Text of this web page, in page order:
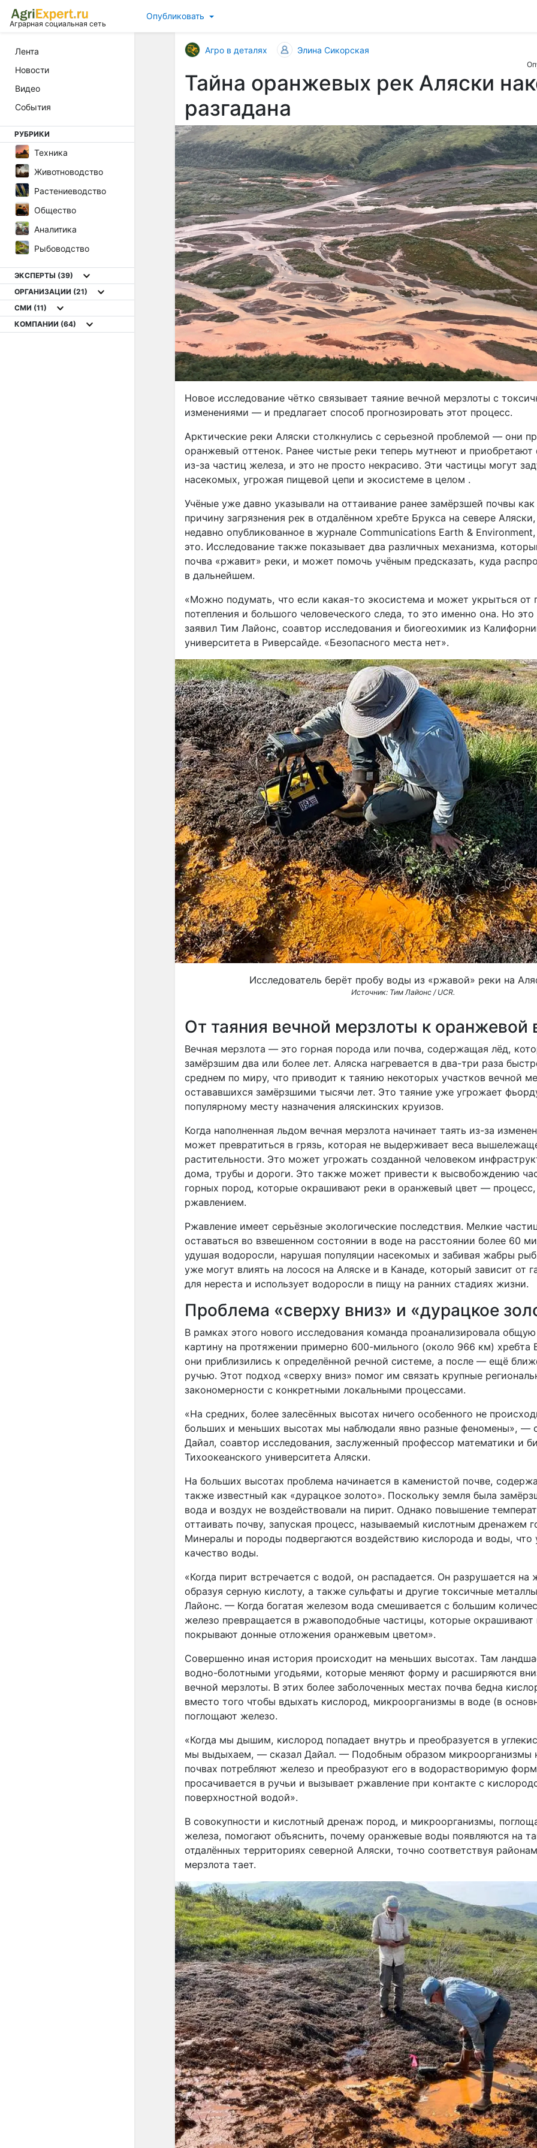
Аграрная социальная сеть
Опубликовать
Лента
Новости
Видео
События
РУБРИКИ
Техника
Животноводство
Растениеводство
Общество
Аналитика
Рыбоводство
ЭКСПЕРТЫ (39)
ОРГАНИЗАЦИИ (21)
СМИ (11)
КОМПАНИИ (64)
Агро в деталях Элина Сикорская
Тайна оранжевых рек Аляски
разгадана
Новое исследование чётко связывает таяние вечной мерзлоты с
изменениями — и предлагает способ прогнозировать этот процесс.
Арктические реки Аляски столкнулись с серьезной проблемой — они
оранжевый оттенок. Ранее чистые реки теперь мутнеют и
из-за частиц железа, и это не просто некрасиво. Эти частицы могут
насекомых, угрожая пищевой цепи и экосистеме в целом .
Учёные уже давно указывали на оттаивание ранее замёрзшей почвы
причину загрязнения рек в отдалённом хребте Брукса на севере
недавно опубликованное в журнале Communications Earth & Environment
это. Исследование также показывает два различных механизма,
почва «ржавит» реки, и может помочь учёным предсказать, куда
в дальнейшем.
«Можно подумать, что если какая-то экосистема и может укрыться от
потепления и большого человеческого следа, то это именно она. Но
заявил Тим Лайонс, соавтор исследования и биогеохимик из
университета в Риверсайде. «Безопасного места нет».
Исследователь берёт пробу воды из «ржавой» реки на
Источник: Тим Лайонс / UCR.
От таяния вечной мерзлоты к оранжевой
Вечная мерзлота — это горная порода или почва, содержащая лёд,
замёрзшим два или более лет. Аляска нагревается в два-три раза
среднем по миру, что приводит к таянию некоторых участков вечной
остававшихся замёрзшими тысячи лет. Это таяние уже угрожает
популярному месту назначения аляскинских круизов.
Когда наполненная льдом вечная мерзлота начинает таять из-за
может превратиться в грязь, которая не выдерживает веса
растительности. Это может угрожать созданной человеком
дома, трубы и дороги. Это также может привести к высвобождению
горных пород, которые окрашивают реки в оранжевый цвет —
ржавлением.
Ржавление имеет серьёзные экологические последствия. Мелкие
оставаться во взвешенном состоянии в воде на расстоянии более 60
удушая водоросли, нарушая популяции насекомых и забивая жабры
уже могут влиять на лосося на Аляске и в Канаде, который зависит от
для нереста и использует водоросли в пищу на ранних стадиях жизни.
Проблема «сверху вниз» и «дурацкое
В рамках этого нового исследования команда проанализировала
картину на протяжении примерно 600-мильного (около 966 км) хребта
они приблизились к определённой речной системе, а после — ещё
ручью. Этот подход «сверху вниз» помог им связать крупные
закономерности с конкретными локальными процессами.
«На средних, более залесённых высотах ничего особенного не
больших и меньших высотах мы наблюдали явно разные феномены», —
Дайал, соавтор исследования, заслуженный профессор математики и
Тихоокеанского университета Аляски.
На больших высотах проблема начинается в каменистой почве,
также известный как «дурацкое золото». Поскольку земля была
вода и воздух не воздействовали на пирит. Однако повышение
оттаивать почву, запуская процесс, называемый кислотным дренажем
Минералы и породы подвергаются воздействию кислорода и воды, что
качество воды.
«Когда пирит встречается с водой, он распадается. Он разрушается на
образуя серную кислоту, а также сульфаты и другие токсичные
Лайонс. — Когда богатая железом вода смешивается с большим
железо превращается в ржавоподобные частицы, которые окрашивают
покрывают донные отложения оранжевым цветом».
Совершенно иная история происходит на меньших высотах. Там
водно-болотными угодьями, которые меняют форму и расширяются
вечной мерзлоты. В этих более заболоченных местах почва бедна
вместо того чтобы вдыхать кислород, микроорганизмы в воде (в
поглощают железо.
«Когда мы дышим, кислород попадает внутрь и преобразуется в
мы выдыхаем, — сказал Дайал. — Подобным образом микроорганизмы
почвах потребляют железо и преобразуют его в водорастворимую
просачивается в ручьи и вызывает ржавление при контакте с
поверхностной водой».
В совокупности и кислотный дренаж пород, и микроорганизмы,
железа, помогают объяснить, почему оранжевые воды появляются на
отдалённых территориях северной Аляски, точно соответствуя
мерзлота тает.